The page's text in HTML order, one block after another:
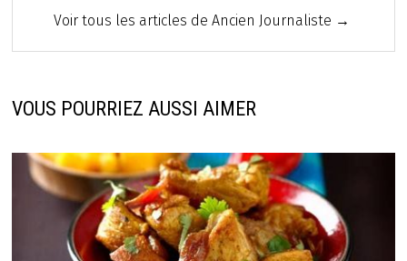
Voir tous les articles de Ancien Journaliste →
VOUS POURRIEZ AUSSI AIMER